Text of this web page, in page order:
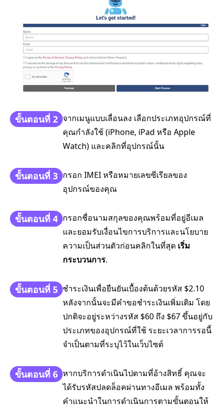
ขั้นตอนที่ 2 จากเมนูแบบเลื่อนลง เลือกประเภทอุปกรณ์ที่
คุณกำลังใช้ (iPhone, iPad หรือ Apple
Watch) และคลิกที่อุปกรณ์นั้น
ขั้นตอนที่ 3 กรอก IMEI หรือหมายเลขซีเรียลของ
อุปกรณ์ของคุณ
ขั้นตอนที่ 4 กรอกชื่อนามสกุลของคุณพร้อมที่อยู่อีเมล
และยอมรับเงื่อนไขการบริการและนโยบาย
ความเป็นส่วนตัวก่อนคลิกในที่สุด เริ่ม
กระบวนการ.
ขั้นตอนที่ 5 ชำระเงินเพื่อยืนยันเบื้องต้นด้วยรหัส $2.10
หลังจากนั้นจะมีคำขอชำระเงินเพิ่มเติม โดย
ปกติจะอยู่ระหว่างรหัส $60 ถึง $67 ขึ้นอยู่กับ
ประเภทของอุปกรณ์ที่ใช้ ระยะเวลาการรอนี้
จำเป็นตามที่ระบุไว้ในเว็บไซต์
ขั้นตอนที่ 6 หากบริการดำเนินไปตามที่อ้างสิทธิ์ คุณจะ
ได้รับรหัสปลดล็อคผ่านทางอีเมล พร้อมทั้ง
คำแนะนำในการดำเนินการตามขั้นตอนให้